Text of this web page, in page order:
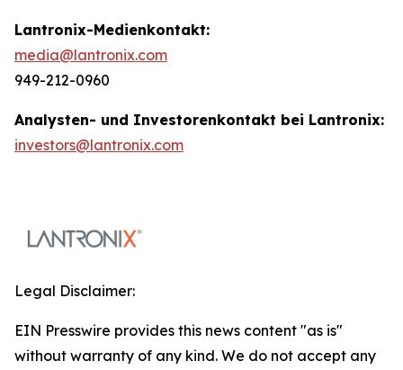
Lantronix-Medienkontakt:
media@lantronix.com
949-212-0960
Analysten- und Investorenkontakt bei Lantronix:
investors@lantronix.com
Legal Disclaimer:
EIN Presswire provides this news content "as is"
without warranty of any kind. We do not accept any